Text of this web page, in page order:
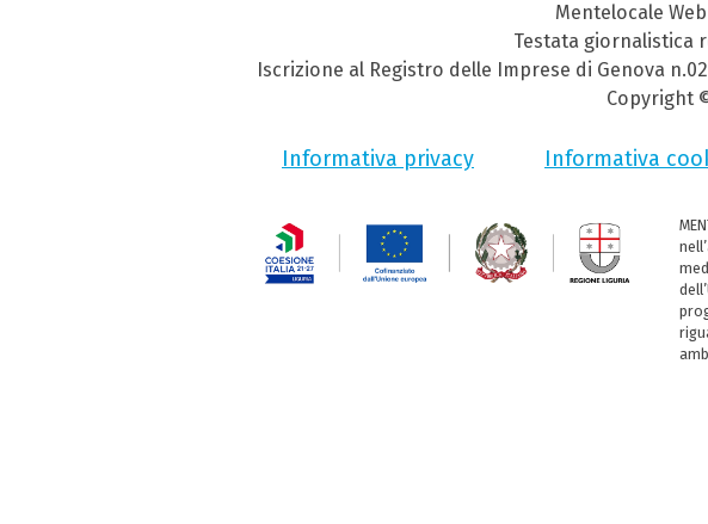
Mentelocale
Testata giornalistica
Iscrizione al Registro delle Imprese di Genova
Copyright
Informativa privacy Informativa